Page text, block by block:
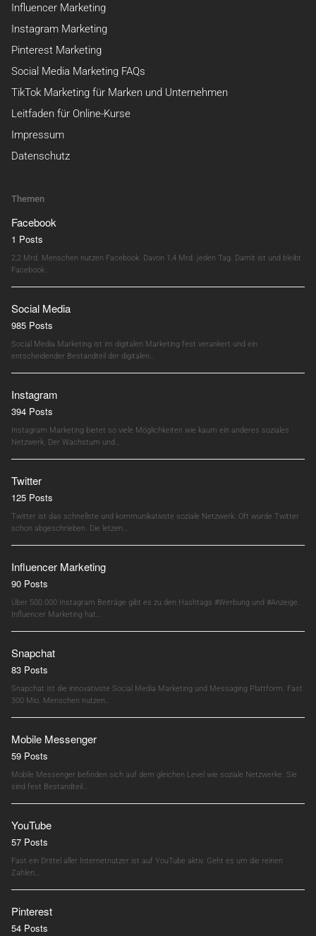
Influencer Marketing
Instagram Marketing
Pinterest Marketing
Social Media Marketing FAQs
TikTok Marketing für Marken und Unternehmen
Leitfaden für Online-Kurse
Impressum
Datenschutz
Themen
Facebook
1 Posts
2,2 Mrd. Menschen nutzen Facebook. Davon 1,4 Mrd. jeden Tag. Damit ist und bleibt
Facebook…
Social Media
985 Posts
Social Media Marketing ist im digitalen Marketing fest verankert und ein
entscheidender Bestandteil der digitalen…
Instagram
394 Posts
Instagram Marketing bietet so viele Möglichkeiten wie kaum ein anderes soziales
Netzwerk. Der Wachstum und…
Twitter
125 Posts
Twitter ist das schnellste und kommunikativste soziale Netzwerk. Oft wurde Twitter
schon abgeschrieben. Die letzen…
Influencer Marketing
90 Posts
Über 500.000 Instagram Beiträge gibt es zu den Hashtags #Werbung und #Anzeige.
Influencer Marketing hat…
Snapchat
83 Posts
Snapchat ist die innovativste Social Media Marketing und Messaging Plattform. Fast
300 Mio. Menschen nutzen…
Mobile Messenger
59 Posts
Mobile Messenger befinden sich auf dem gleichen Level wie soziale Netzwerke. Sie
sind fest Bestandteil…
YouTube
57 Posts
Fast ein Drittel aller Internetnutzer ist auf YouTube aktiv. Geht es um die reinen
Zahlen,…
Pinterest
54 Posts